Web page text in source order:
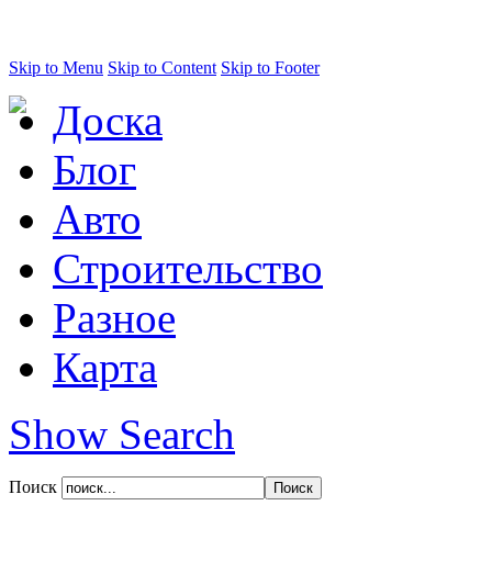
Skip to Menu Skip to Content Skip to Footer
Доска
Блог
Авто
Строительство
Разное
Карта
Show Search
Поиск